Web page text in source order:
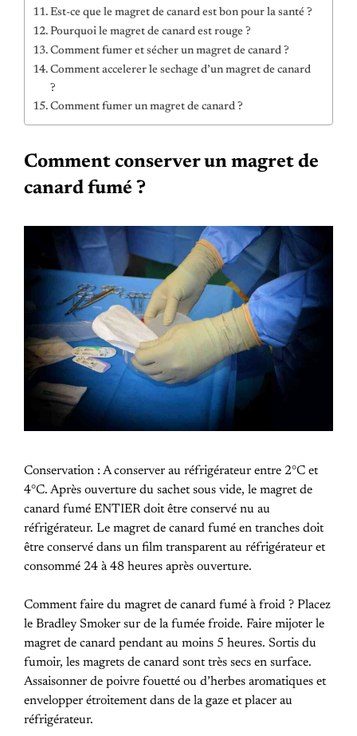
Est-ce que le magret de canard est bon pour la santé ?
Pourquoi le magret de canard est rouge ?
Comment fumer et sécher un magret de canard ?
Comment accelerer le sechage d’un magret de canard
?
Comment fumer un magret de canard ?
Comment conserver un magret de
canard fumé ?
Conservation : A conserver au réfrigérateur entre 2°C et
4°C. Après ouverture du sachet sous vide, le magret de
canard fumé ENTIER doit être conservé nu au
réfrigérateur. Le magret de canard fumé en tranches doit
être conservé dans un film transparent au réfrigérateur et
consommé 24 à 48 heures après ouverture.
Comment faire du magret de canard fumé à froid ? Placez
le Bradley Smoker sur de la fumée froide. Faire mijoter le
magret de canard pendant au moins 5 heures. Sortis du
fumoir, les magrets de canard sont très secs en surface.
Assaisonner de poivre fouetté ou d’herbes aromatiques et
envelopper étroitement dans de la gaze et placer au
réfrigérateur.